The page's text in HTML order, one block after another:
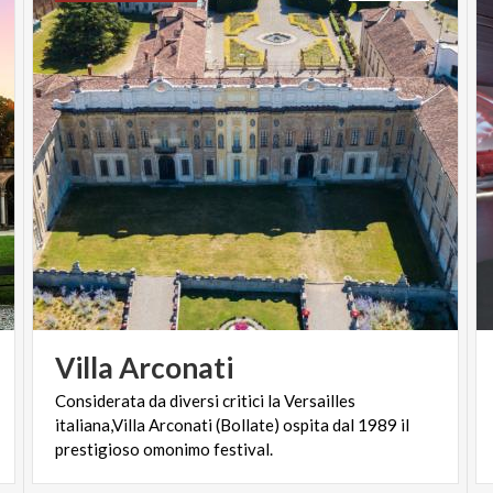
TRA ARTE E NATURA -
VISITE GUIDATE
BOTANICHE ALLA
SCOPERTA DEL GIARDINO
MONUMENTALE DI VILLA
ARCONATI
13 MAGGIO ORE 15:30
ALLA SCOPERTA DEL
GIARDINO
MONUMENTALE DI VILLA
ARCONATI IN MODO
VillaArconati
Considerata da diversi critici la Versailles
italiana,Villa Arconati (Bollate) ospita dal 1989 il
prestigioso omonimo festival.